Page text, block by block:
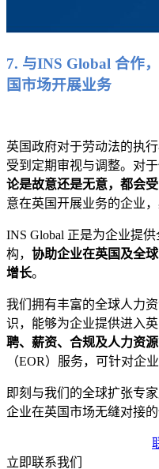
7. 与INS Global 合作
国市场开展业务
英国政府对于劳动法的执
受到定期审视与调整。对于
论是故意还是无意，都会
意在英国开展业务的企业
INS Global 正是为企业提
构， 协助企业在英国及全
增长。
我们拥有丰富的全球人力
识，能够为企业提供进入
聘、薪资、合规及人力资
（EOR）服务，可针对企
即刻与我们的全球扩张专
企业在英国市场无缝对接的
立即联系我们